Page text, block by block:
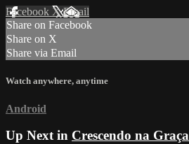
Facebook XEmail
Share on Facebook
Share on X
Share via Email
Watch anywhere, anytime
Android
Up Next in Crescendo na